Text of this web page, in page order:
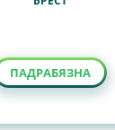
ПАДРАБЯЗНА